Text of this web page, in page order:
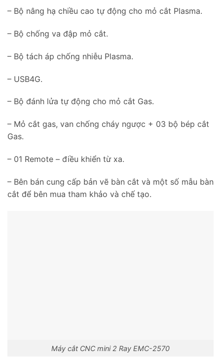
– Bộ nâng hạ chiều cao tự động cho mỏ cắt Plasma.
– Bộ chống va đập mỏ cắt.
– Bộ tách áp chống nhiễu Plasma.
– USB4G.
– Bộ đánh lửa tự động cho mỏ cắt Gas.
– Mỏ cắt gas, van chống cháy ngược + 03 bộ bép cắt
Gas.
– 01 Remote – điều khiển từ xa.
– Bên bán cung cấp bản vẽ bàn cắt và một số mẫu bàn
cắt để bên mua tham khảo và chế tạo.
Máy cắt CNC mini 2 Ray EMC-2570